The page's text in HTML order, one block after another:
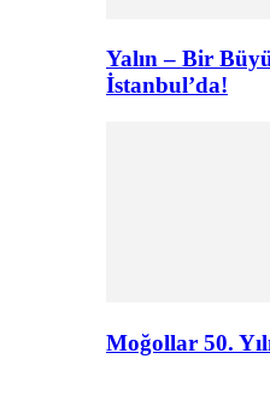
Yalın – Bir
İstanbul’da!
Moğollar 50.